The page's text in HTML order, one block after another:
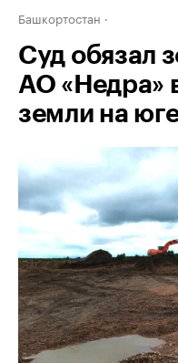
Башкортостан
Суд обязал
АО «Недра»
земли на